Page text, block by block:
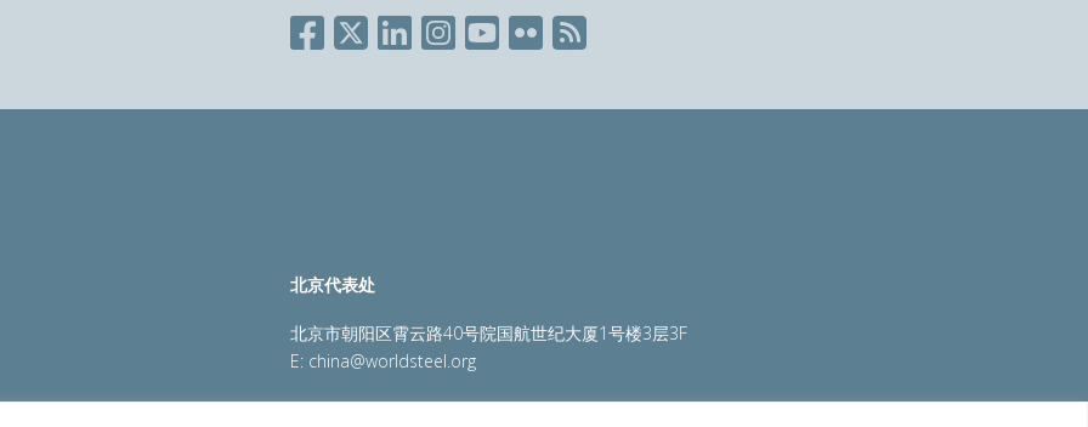
北京代表处
北京市朝阳区霄云路40号院国航世纪大厦1号楼3层3F
E: china@worldsteel.org